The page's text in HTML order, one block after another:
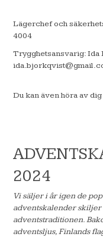
Lägerchef och
4004
Trygghetsansvarig: Ida
Du kan även höra av
2024
Vi säljer i år igen de
adventskalender
adventstraditionen.
adventsljus, Finlands